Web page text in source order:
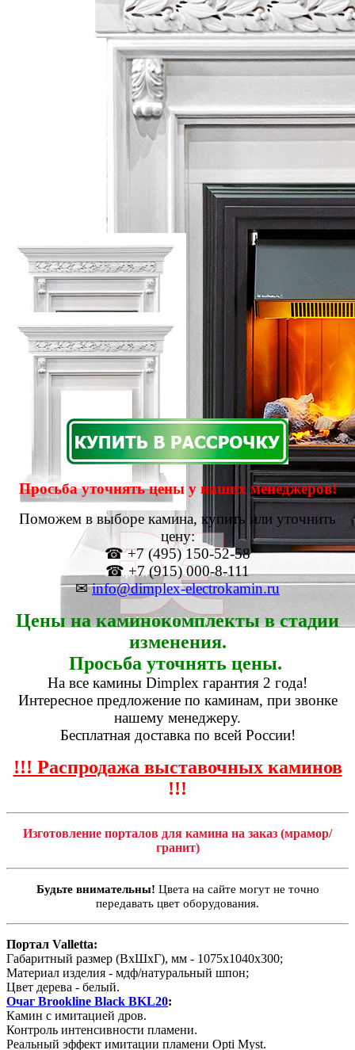
Просьба уточнять цены у наших менеджеров!
Поможем в выборе камина, купить или уточнить
цену:
☎ +7 (495) 150-52-58
☎ +7 (915) 000-8-111
✉info@dimplex-electrokamin.ru
Цены на каминокомплекты в стадии
изменения.
Просьба уточнять цены.
На все камины Dimplex гарантия 2 года!
Интересное предложение по каминам, при звонке
нашему менеджеру.
Бесплатная доставка по всей России!
!!! Распродажа выставочных каминов
!!!
Изготовление порталов для камина на заказ (мрамор/
гранит)
Будьте внимательны! Цвета на сайте могут не точно
передавать цвет оборудования.
Портал Valletta:
Габаритный размер (ВхШхГ), мм - 1075х1040х300;
Материал изделия - мдф/натуральный шпон;
Цвет дерева - белый.
Очаг Brookline Black BKL20:
Камин с имитацией дров.
Контроль интенсивности пламени.
Реальный эффект имитации пламени Opti Myst.